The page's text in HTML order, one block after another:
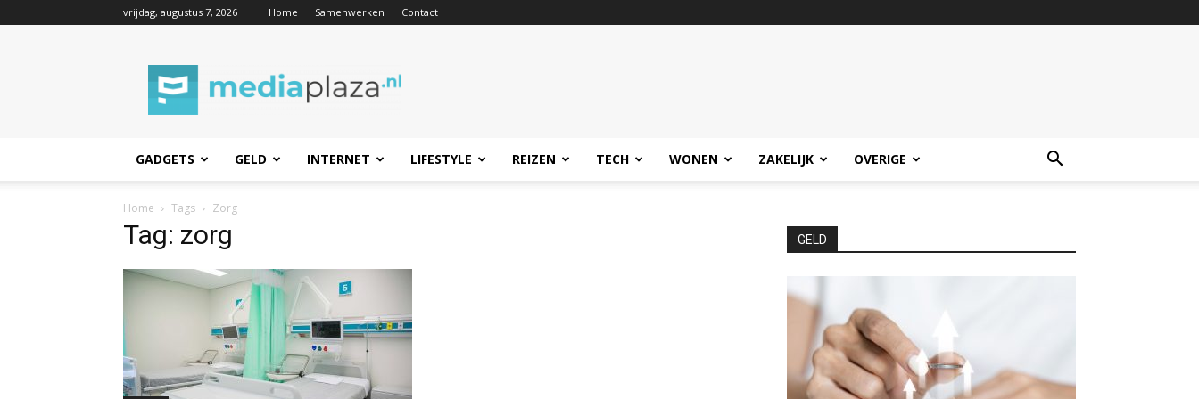
vrijdag, augustus 7, 2026 Home Samenwerken Contact
GADGETS GELD INTERNET LIFESTYLE REIZEN TECH WONEN ZAKELIJK OVERIGE
Home Tags Zorg
Tag: zorg GELD